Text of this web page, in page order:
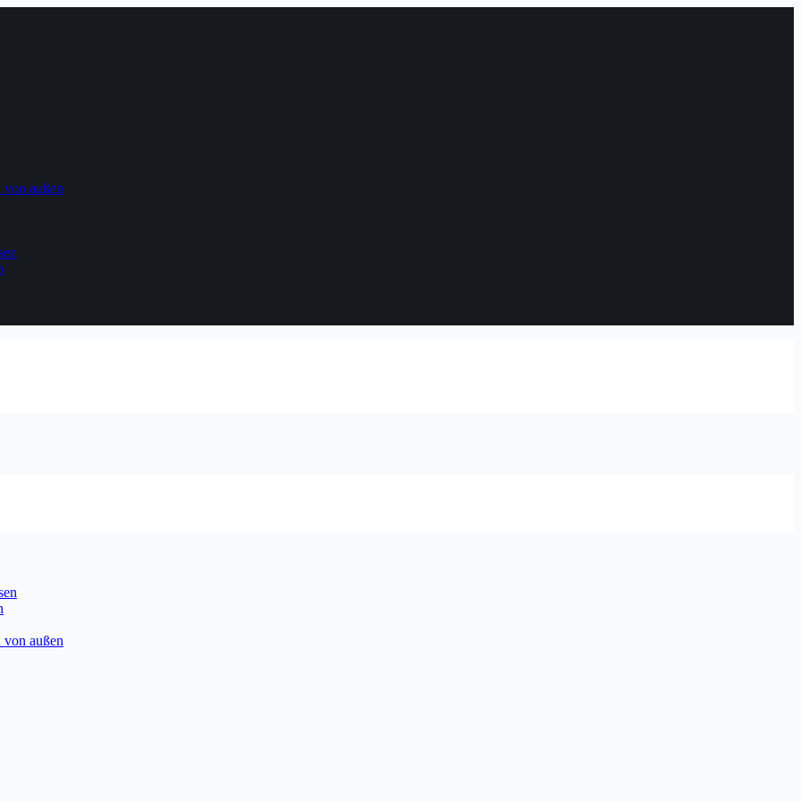
von außen
von außen